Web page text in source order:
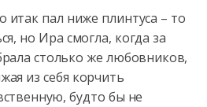
итак пал ниже плинтуса – то
но Ира смогла, когда за
столько же любовников,
из себя корчить
будто бы не